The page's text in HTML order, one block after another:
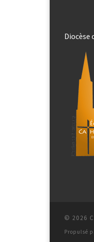
Diocèse
© 2026
Propulsé